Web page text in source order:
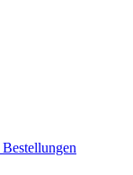
Bestellungen